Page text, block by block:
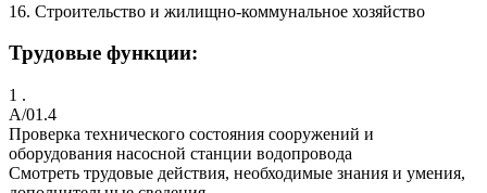
16. Строительство и жилищно-коммунальное хозяйство
Трудовые функции:
1 .
A/01.4
Проверка технического состояния сооружений и
оборудования насосной станции водопровода
Смотреть трудовые действия, необходимые знания и умения,